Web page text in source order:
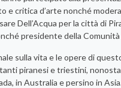
e critica d’arte nonché
Dell’Acqua per la città di
presidente della
sulla vita e le opere di
piranesi e triestini,
in Australia e persino in